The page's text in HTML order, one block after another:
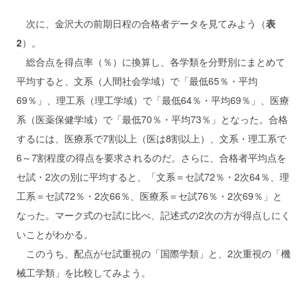
次に、金沢大の前期日程の合格者データを見てみよう（表
2）。
総合点を得点率（％）に換算し、各学類を分野別にまとめて
平均すると、文系（人間社会学域）で「最低65％・平均
69％」、理工系（理工学域）で「最低64％・平均69％」、医療
系（医薬保健学域）で「最低70％・平均73％」となった。合格
するには、医療系で7割以上（医は8割以上）、文系・理工系で
6～7割程度の得点を要求されるのだ。さらに、合格者平均点を
セ試・2次の別に平均すると、「文系＝セ試72％・2次64％、理
工系＝セ試72％・2次66％、医療系＝セ試76％・2次69％」と
なった。マーク式のセ試に比べ、記述式の2次の方が得点しにく
いことがわかる。
このうち、配点がセ試重視の「国際学類」と、2次重視の「機
械工学類」を比較してみよう。